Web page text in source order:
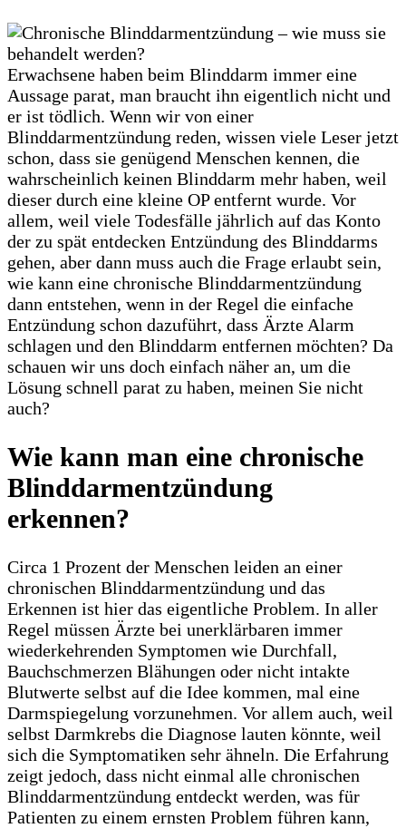
Erwachsene haben beim Blinddarm immer eine
Aussage parat, man braucht ihn eigentlich nicht und
er ist tödlich. Wenn wir von einer
Blinddarmentzündung reden, wissen viele Leser jetzt
schon, dass sie genügend Menschen kennen, die
wahrscheinlich keinen Blinddarm mehr haben, weil
dieser durch eine kleine OP entfernt wurde. Vor
allem, weil viele Todesfälle jährlich auf das Konto
der zu spät entdecken Entzündung des Blinddarms
gehen, aber dann muss auch die Frage erlaubt sein,
wie kann eine chronische Blinddarmentzündung
dann entstehen, wenn in der Regel die einfache
Entzündung schon dazuführt, dass Ärzte Alarm
schlagen und den Blinddarm entfernen möchten? Da
schauen wir uns doch einfach näher an, um die
Lösung schnell parat zu haben, meinen Sie nicht
auch?
Wie kann man eine chronische
Blinddarmentzündung
erkennen?
Circa 1 Prozent der Menschen leiden an einer
chronischen Blinddarmentzündung und das
Erkennen ist hier das eigentliche Problem. In aller
Regel müssen Ärzte bei unerklärbaren immer
wiederkehrenden Symptomen wie Durchfall,
Bauchschmerzen Blähungen oder nicht intakte
Blutwerte selbst auf die Idee kommen, mal eine
Darmspiegelung vorzunehmen. Vor allem auch, weil
selbst Darmkrebs die Diagnose lauten könnte, weil
sich die Symptomatiken sehr ähneln. Die Erfahrung
zeigt jedoch, dass nicht einmal alle chronischen
Blinddarmentzündung entdeckt werden, was für
Patienten zu einem ernsten Problem führen kann,